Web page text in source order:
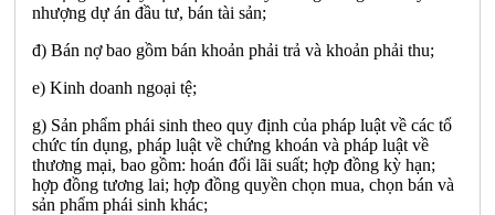
nhượng dự án đầu tư, bán tài sản;
đ) Bán nợ bao gồm bán khoản phải trả và khoản phải thu;
e) Kinh doanh ngoại tệ;
g) Sản phẩm phái sinh theo quy định của pháp luật về các tổ
chức tín dụng, pháp luật về chứng khoán và pháp luật về
thương mại, bao gồm: hoán đổi lãi suất; hợp đồng kỳ hạn;
hợp đồng tương lai; hợp đồng quyền chọn mua, chọn bán và
sản phẩm phái sinh khác;